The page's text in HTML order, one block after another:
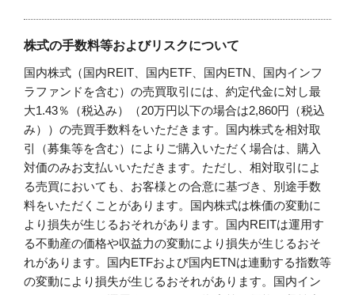
株式の手数料等およびリスクについて
国内株式（国内REIT、国内ETF、国内ETN、国内インフ
ラファンドを含む）の売買取引には、約定代金に対し最
大1.43％（税込み）（20万円以下の場合は2,860円（税込
み））の売買手数料をいただきます。国内株式を相対取
引（募集等を含む）によりご購入いただく場合は、購入
対価のみお支払いいただきます。ただし、相対取引によ
る売買においても、お客様との合意に基づき、別途手数
料をいただくことがあります。国内株式は株価の変動に
より損失が生じるおそれがあります。国内REITは運用す
る不動産の価格や収益力の変動により損失が生じるおそ
れがあります。国内ETFおよび国内ETNは連動する指数等
の変動により損失が生じるおそれがあります。国内イン